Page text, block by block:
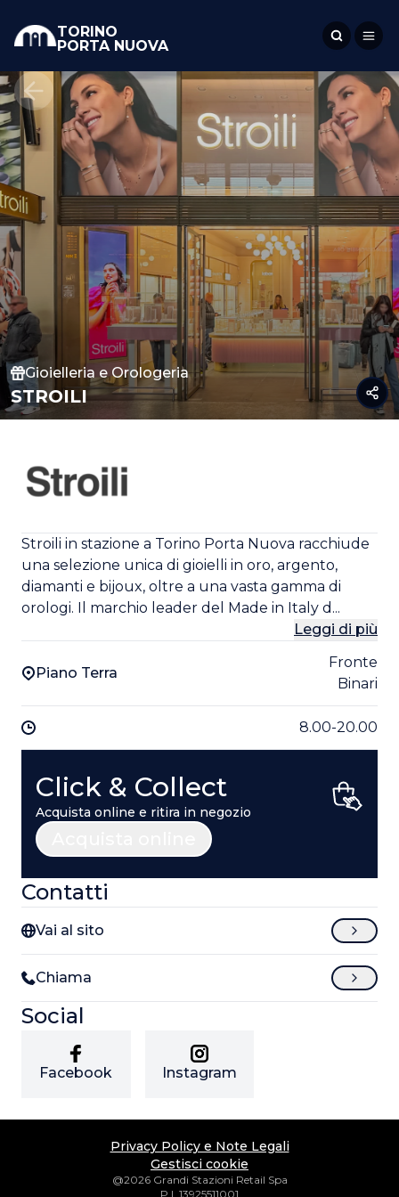
TORINO
PORTA NUOVA
Gioielleria e Orologeria
STROILI
Stroili in stazione a Torino Porta Nuova racchiude
una selezione unica di gioielli in oro, argento,
diamanti e bijoux, oltre a una vasta gamma di
orologi. Il marchio leader del Made in Italy d...
Leggi di più
Piano Terra
Fronte
Binari
8.00-20.00
Click & Collect
Acquista online e ritira in negozio
Contatti
Vai al sito
Chiama
Social
Facebook Instagram
Privacy Policy e Note Legali
Gestisci cookie
@2026 Grandi Stazioni Retail Spa
P.I. 13925511001